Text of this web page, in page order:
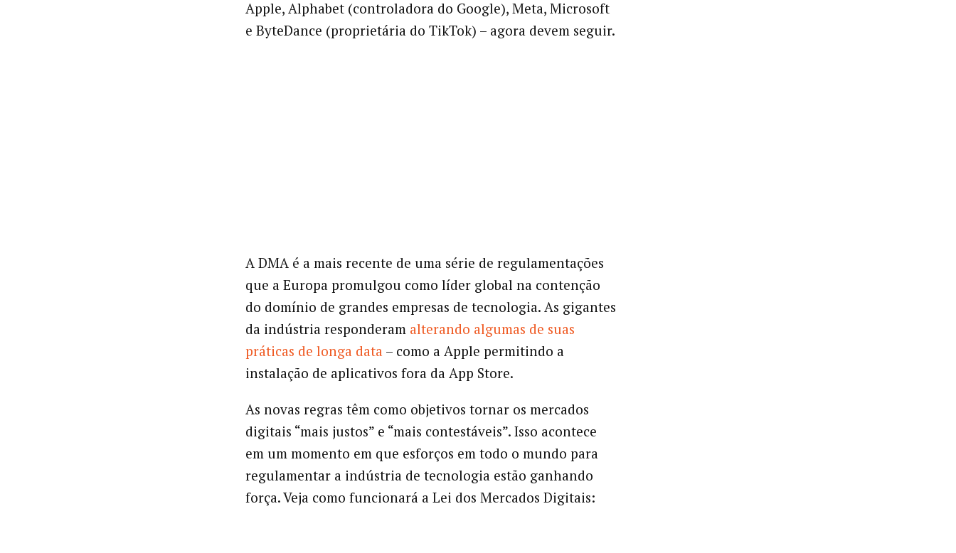
Apple, Alphabet (controladora do Google), Meta, Microsoft
e ByteDance (proprietária do TikTok) – agora devem seguir.
A DMA é a mais recente de uma série de regulamentações
que a Europa promulgou como líder global na contenção
do domínio de grandes empresas de tecnologia. As gigantes
da indústria responderam alterando algumas de suas
práticas de longa data – como a Apple permitindo a
instalação de aplicativos fora da App Store.
As novas regras têm como objetivos tornar os mercados
digitais “mais justos” e “mais contestáveis”. Isso acontece
em um momento em que esforços em todo o mundo para
regulamentar a indústria de tecnologia estão ganhando
força. Veja como funcionará a Lei dos Mercados Digitais: